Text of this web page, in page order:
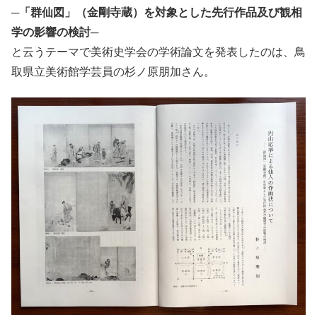
─「群仙図」（金剛寺蔵）を対象とした先行作品及び観相
学の影響の検討─
と云うテーマで美術史学会の学術論文を発表したのは、鳥
取県立美術館学芸員の杉ノ原朋加さん。